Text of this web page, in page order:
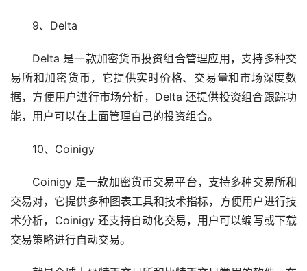
9、Delta
Delta 是一款加密货币投资组合管理应用，支持多种交
易所和加密货币，它提供实时价格、交易量和市场深度数
据，方便用户进行市场分析，Delta 还提供投资组合跟踪功
能，用户可以在上面管理自己的投资组合。
10、Coinigy
Coinigy 是一款加密货币交易平台，支持多种交易所和
交易对，它提供多种图表工具和技术指标，方便用户进行技
术分析，Coinigy 还支持自动化交易，用户可以编写或下载
交易策略进行自动交易。